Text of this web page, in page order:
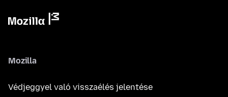
Mozilla
Védjeggyel való visszaélés jelentése